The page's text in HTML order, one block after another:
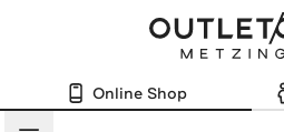
Online Shop